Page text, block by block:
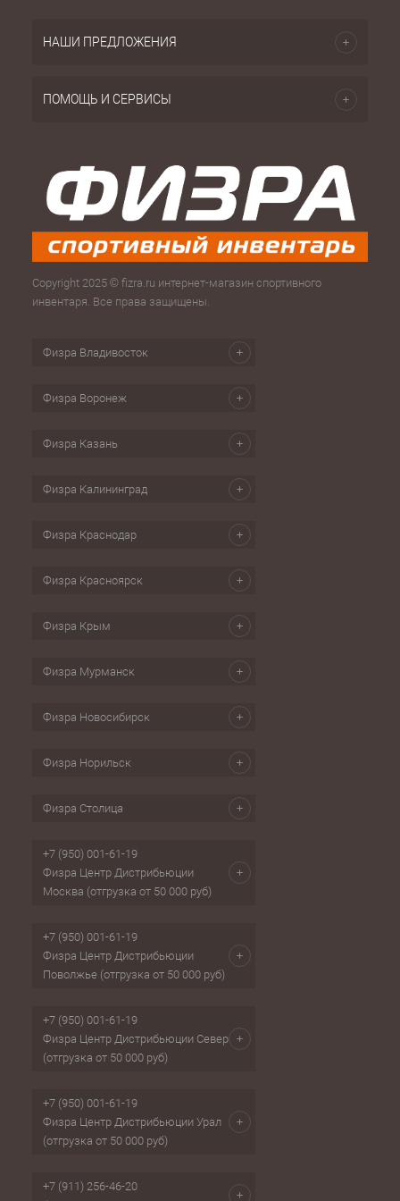
НАШИ ПРЕДЛОЖЕНИЯ
ПОМОЩЬ И СЕРВИСЫ
Copyright 2025 © fizra.ru интернет-магазин спортивного
инвентаря. Все права защищены.
Физра Владивосток
Физра Воронеж
Физра Казань
Физра Калининград
Физра Краснодар
Физра Красноярск
Физра Крым
Физра Мурманск
Физра Новосибирск
Физра Норильск
Физра Столица
+7 (950) 001-61-19
Физра Центр Дистрибьюции
Москва (отгрузка от 50 000 руб)
+7 (950) 001-61-19
Физра Центр Дистрибьюции
Поволжье (отгрузка от 50 000 руб)
+7 (950) 001-61-19
Физра Центр Дистрибьюции Север
(отгрузка от 50 000 руб)
+7 (950) 001-61-19
Физра Центр Дистрибьюции Урал
(отгрузка от 50 000 руб)
+7 (911) 256-46-20